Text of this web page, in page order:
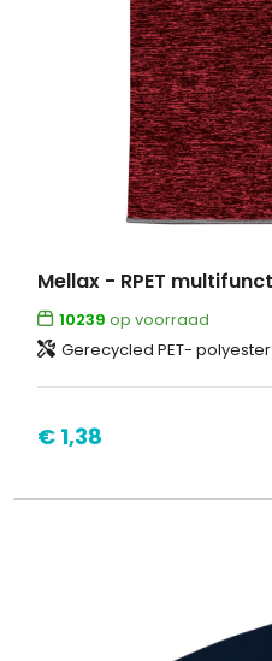
Mellax - RPET
10239 op voorraad
Gerecycled PET- polyester
€ 1,38